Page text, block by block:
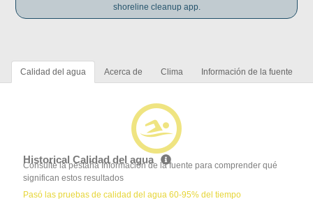
shoreline cleanup app.
Calidad del agua Acerca de Clima Información de la fuente
Historical Calidad del agua
Consulte la pestaña Información de la fuente para comprender qué
significan estos resultados
Pasó las pruebas de calidad del agua 60-95% del tiempo